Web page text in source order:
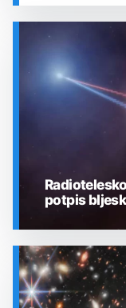
SVEMIR
potpis